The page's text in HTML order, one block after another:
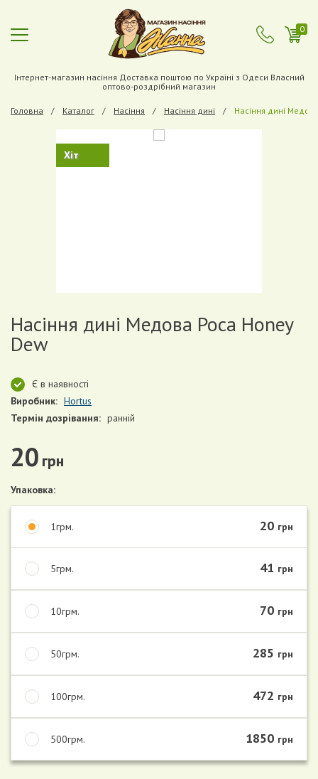
0
Інтернет-магазин насіння Доставка поштою по Україні з Одеси Власний
оптово-роздрібний магазин
Головна Каталог Насіння Насіння дині Насіння дині
Хіт
Насіння дині Медова Роса Honey
Dew
Є в наявності
Виробник: Нortus
Термін дозрівання: ранній
20 грн
Упаковка:
1грм. 20 грн
5грм. 41 грн
10грм. 70 грн
50грм. 285 грн
100грм. 472 грн
500грм. 1850 грн